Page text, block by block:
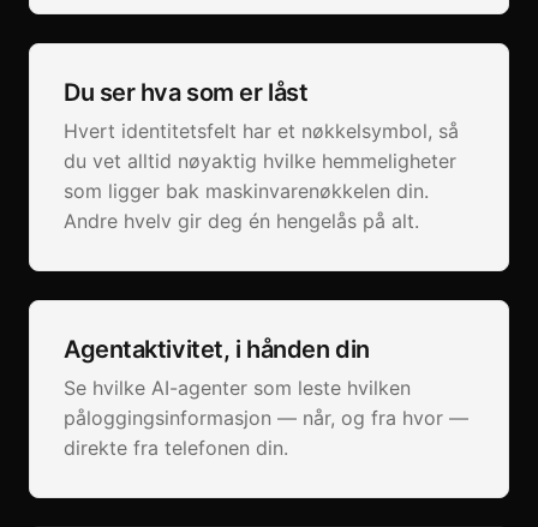
Du ser hva som er låst
Hvert identitetsfelt har et nøkkelsymbol, så
du vet alltid nøyaktig hvilke hemmeligheter
som ligger bak maskinvarenøkkelen din.
Andre hvelv gir deg én hengelås på alt.
Agentaktivitet, i hånden din
Se hvilke AI-agenter som leste hvilken
påloggingsinformasjon — når, og fra hvor —
direkte fra telefonen din.